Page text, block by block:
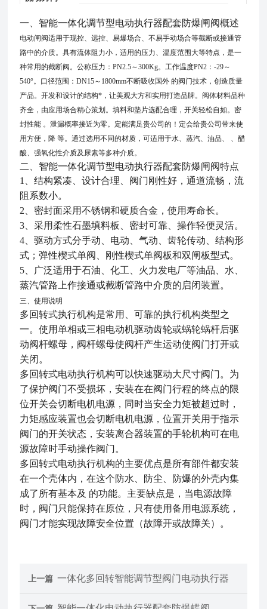
一、 智能一体化调节型电动执行器配套防爆闸阀概述
电动闸阀适用于现控、远控、易爆场合、不易手动场合等截断或接通管
路中的介质。具有流体阻力小，适用的压力、温度范围大等特点，是一
种常用的截断阀。公称压力：PN2.5～300Kg。工作温度PN2：-29～
540°。口径范围：DN15～1800mm不断吸收国外 的阀门技术，创造质量
产品。开发和设计的结构*，让美观大方和实用打造品牌。阀体材料品种
齐全，由应用场合精心策划。填料和垫片选配合理，开关轻松自如。密
封性能 。泄漏概率接近为零。定能满足贵公司的！定会给贵公司带来使
用方便，降 等。通过选用不同的材质，可适用于水、蒸汽、油品、 、醋
酸、强氧化性介质及尿素等多种介质。
二、 智能一体化调节型电动执行器配套防爆闸阀特点
1、结构紧凑、设计合理、阀门刚性好，通道流畅，流
阻系数小。
2、密封面采用不锈钢和硬质合金，使用寿命长。
3、采用柔性石墨填料板、密封可靠、操作轻便灵活。
4、驱动方式分手动、电动、气动、齿轮传动、结构形
式；弹性楔式单阀、刚性楔式单阀板和双闸板型式。
5、广泛适用于石油、化工、火力发电厂等油品、水、
蒸汽管路上作接通或截断管路中介质的启闭装置。
三、使用说明
多回转式执行机构是常用、可靠的执行机构类型之
一。使用单相或三相电动机驱动齿轮或蜗轮蜗杆后驱
动阀杆螺母，阀杆螺母使阀杆产生运动使阀门打开或
关闭。
多回转式电动执行机构可以快速驱动大尺寸阀门。为
了保护阀门不受损坏，安装在在阀门行程的终点的限
位开关会切断电机电源，同时当安全力矩被超过时，
力矩感应装置也会切断电机电源，位置开关用于指示
阀门的开关状态，安装离合器装置的手轮机构可在电
源故障时手动操作阀门。
多回转式电动执行机构的主要优点是所有部件都安装
在一个壳体内，在这个防水、防尘、防爆的外壳内集
成了所有基本及 的功能。主要缺点是，当电源故障
时，阀门只能保持在原位，只有使用备用电源系统，
阀门才能实现故障安全位置（故障开或故障关）。
上一篇 一体化多回转智能调节型阀门电动执行器